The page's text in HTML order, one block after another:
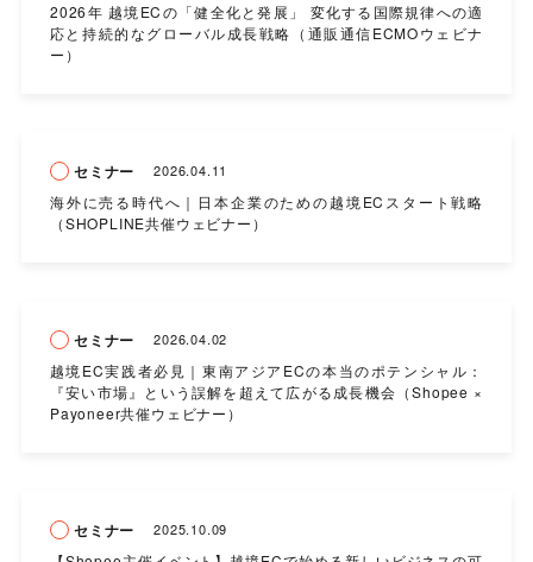
2026年 越境ECの「健全化と発展」 変化する国際規律への適
応と持続的なグローバル成長戦略（通販通信ECMOウェビナ
ー）
セミナー 2026.04.11
海外に売る時代へ｜日本企業のための越境ECスタート戦略
（SHOPLINE共催ウェビナー）
セミナー 2026.04.02
越境EC実践者必見｜東南アジアECの本当のポテンシャル：
『安い市場』という誤解を超えて広がる成長機会（Shopee ×
Payoneer共催ウェビナー）
セミナー 2025.10.09